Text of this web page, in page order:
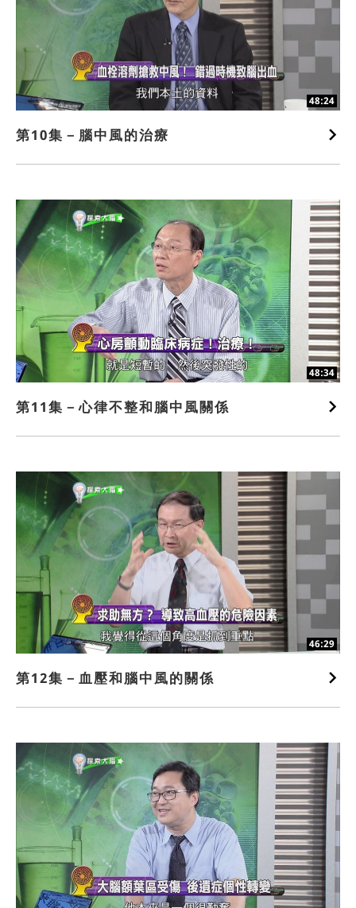
48:24
第10集－腦中風的治療
48:34
第11集－心律不整和腦中風關係
46:29
第12集－血壓和腦中風的關係